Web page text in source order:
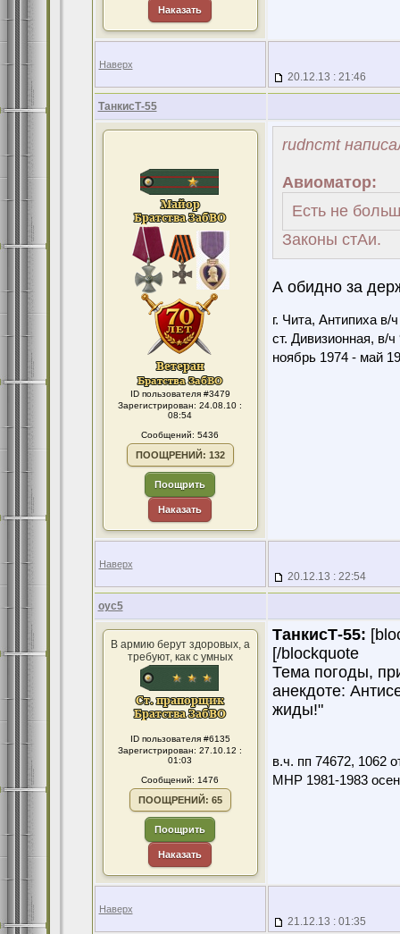
Наказать
Наверх
20.12.13 : 21:46
ТанкисТ-55
ID пользователя #3479
Зарегистрирован: 24.08.10 :
08:54
Сообщений: 5436
ПООЩРЕНИЙ: 132
Поощрить
Наказать
rudncmt
Авиоматор:
Есть не
Законы стАи.
А обидно за
г. Чита, Антипиха в/
ст. Дивизионная, в/ч
ноябрь 1974 - май
Наверх
20.12.13 : 22:54
оус5
В армию берут здоровых, а
требуют, как с умных
ID пользователя #6135
Зарегистрирован: 27.10.12 :
01:03
Сообщений: 1476
ПООЩРЕНИЙ: 65
Поощрить
Наказать
ТанкисТ-55:
[/blockquote
Тема погоды,
анекдоте:
жиды!"
в.ч. пп 74672, 1062
МНР 1981-1983
Наверх
21.12.13 : 01:35